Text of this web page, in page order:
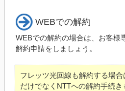
WEBでの解約
WEBでの解約の場合は、お客様
解約申請をしましょう。
フレッツ光回線も解約する場
だけでなくNTTへの解約手続き